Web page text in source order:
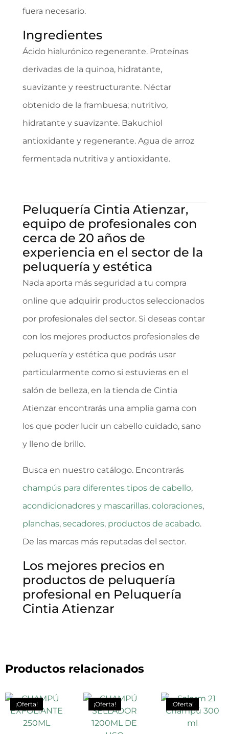
fuera necesario.
Ingredientes
Ácido hialurónico regenerante. Proteínas
derivadas de la quinoa, hidratante,
suavizante y reestructurante. Néctar
obtenido de la frambuesa; nutritivo,
hidratante y suavizante. Bakuchiol
antioxidante y regenerante. Agua de arroz
fermentada nutritiva y antioxidante.
Peluquería Cintia Atienzar,
equipo de profesionales con
cerca de 20 años de
experiencia en el sector de la
peluquería y estética
Nada aporta más seguridad a tu compra
online que adquirir productos seleccionados
por profesionales del sector. Si deseas contar
con los mejores productos profesionales de
peluquería y estética que podrás usar
particularmente como si estuvieras en el
salón de belleza, en la tienda de Cintia
Atienzar encontrarás una amplia gama con
los que poder lucir un cabello cuidado, sano
y lleno de brillo.
Busca en nuestro catálogo. Encontrarás
champús para diferentes tipos de cabello,
acondicionadores y mascarillas, coloraciones,
planchas, secadores, productos de acabado.
De las marcas más reputadas del sector.
Los mejores precios en
productos de peluquería
profesional en Peluquería
Cintia Atienzar
Productos relacionados
¡Oferta! ¡Oferta! ¡Oferta!